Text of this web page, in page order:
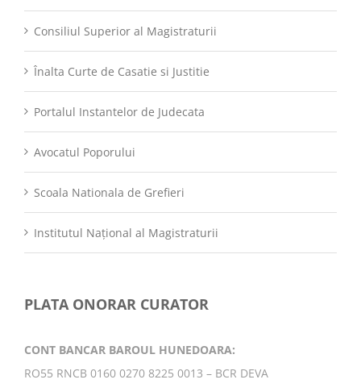
Consiliul Superior al Magistraturii
Înalta Curte de Casatie si Justitie
Portalul Instantelor de Judecata
Avocatul Poporului
Scoala Nationala de Grefieri
Institutul Național al Magistraturii
PLATA ONORAR CURATOR
CONT BANCAR BAROUL HUNEDOARA:
RO55 RNCB 0160 0270 8225 0013 – BCR DEVA